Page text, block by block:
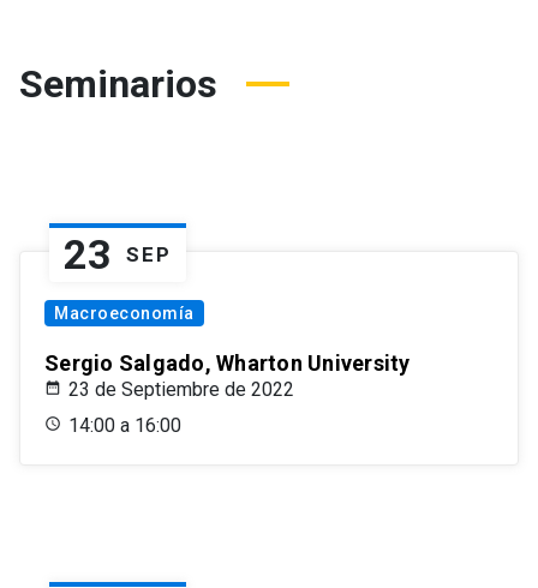
Seminarios
23 SEP
Macroeconomía
Sergio Salgado, Wharton University
23 de Septiembre de 2022
14:00 a 16:00